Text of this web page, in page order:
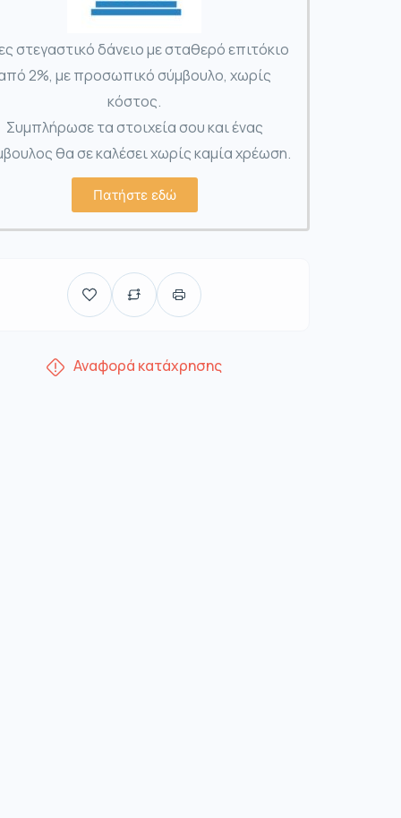
στεγαστικό δάνειο με σταθερό επιτόκιο
2%, με προσωπικό σύμβουλο, χωρίς
κόστος.
Συμπλήρωσε τα στοιχεία σου και ένας
θα σε καλέσει χωρίς καμία χρέωση.
Πατήστε εδώ
Αναφορά κατάχρησης